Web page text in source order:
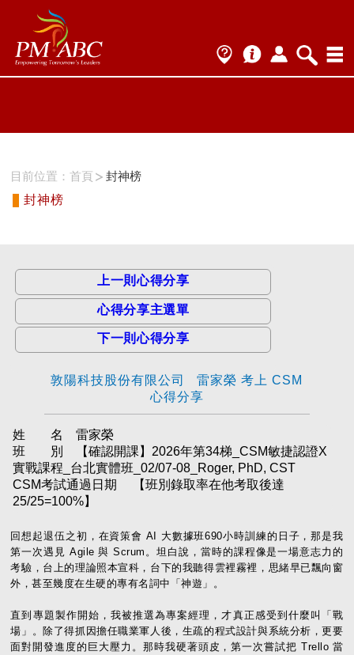
ProName1=
Scategory=12
ProName2=CSM
Scategory=12
目前位置：首頁
封神榜
封神榜
上一則心得分享
心得分享主選單
下一則心得分享
敦陽科技股份有限公司 雷家榮 考上 CSM
心得分享
姓 名 雷家榮
班 別 【確認開課】2026年第34梯_CSM敏捷認證X
實戰課程_台北實體班_02/07-08_Roger, PhD, CST
CSM考試通過日期
【班別錄取率在他考取後達
25/25=100%】
回想起退伍之初，在資策會 AI 大數據班690小時訓練的日子，那是我
第一次遇見 Agile 與 Scrum。坦白說，當時的課程像是一場意志力的
考驗，台上的理論照本宣科，台下的我聽得雲裡霧裡，思緒早已飄向窗
外，甚至幾度在生硬的專有名詞中「神遊」。
直到專題製作開始，我被推選為專案經理，才真正感受到什麼叫「戰
場」。除了得抓因擔任職業軍人後，生疏的程式設計與系統分析，更要
面對開發進度的巨大壓力。那時我硬著頭皮，第一次嘗試把 Trello 當